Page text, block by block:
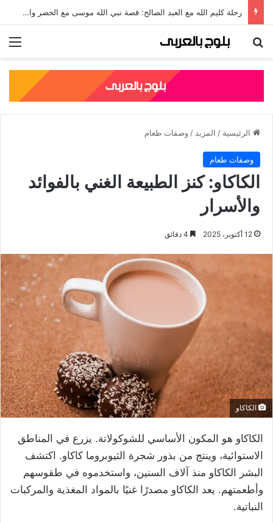
جلال الدين الرومي: قصته، نسبه، وأشهر مؤلفاته الصوفية
بحث عن
الرئيسية / المزيد / وصفات طعام
وصفات طعام
الكاكاو: كنز الطبيعة الغني بالفوائد
والأسرار
12 أكتوبر، 2025
الكاكاو
الكاكاو هو المكون الأساسي للشوكولاتة. يزرع في المناطق
الاستوائية، وينتج من بذور شجرة الثيوبروما كاكاو. اكتشف
البشر الكاكاو منذ آلاف السنين، واستخدموه في طقوسهم
وأطعمتهم. يعد الكاكاو مصدرًا غنيًا بالمواد المغذية والمركبات
النباتية.